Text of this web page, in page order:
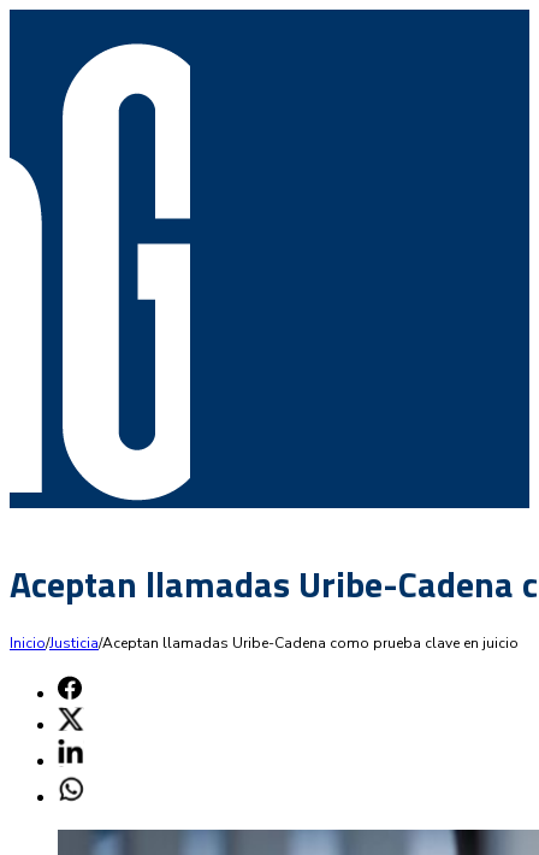
Aceptan llamadas Uribe-Cadena
Inicio/Justicia/Aceptan llamadas Uribe-Cadena como prueba clave en juicio